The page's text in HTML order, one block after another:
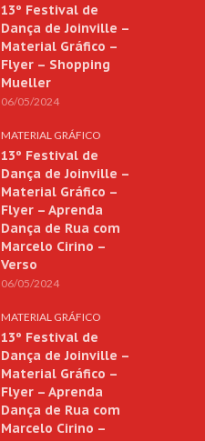
13º Festival de
Dança de Joinville –
Material Gráfico –
Flyer – Shopping
Mueller
06/05/2024
MATERIAL GRÁFICO
13º Festival de
Dança de Joinville –
Material Gráfico –
Flyer – Aprenda
Dança de Rua com
Marcelo Cirino –
Verso
06/05/2024
MATERIAL GRÁFICO
13º Festival de
Dança de Joinville –
Material Gráfico –
Flyer – Aprenda
Dança de Rua com
Marcelo Cirino –